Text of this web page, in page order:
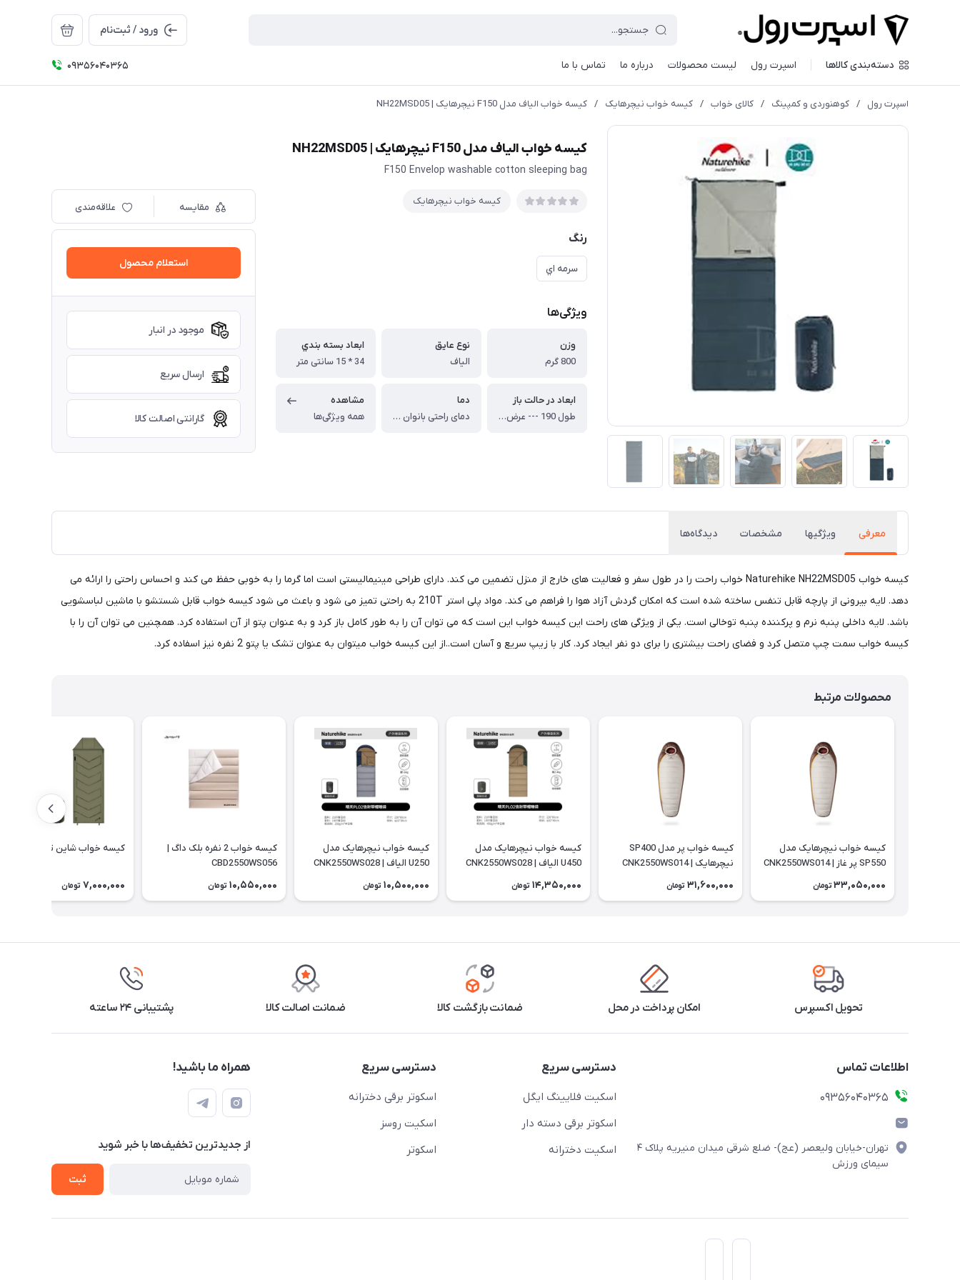
ورود / ثبت‌نام
دسته‌بندی کالاها اسپرت رول لیست محصولات درباره ما تماس با ما 09356040365
اسپرت رول / کوهنوردی و کمپینگ / کالای خواب / کیسه خواب نیچرهایک / کیسه خواب الیاف مدل F150 نیچرهایک | NH22MSD05
کیسه خواب الیاف مدل F150 نیچرهایک | NH22MSD05
F150 Envelop washable cotton sleeping bag
کیسه خواب نیچرهایک
رنگ
سرمه اي
ویژگی‌ها
وزن
800 گرم
نوع عايق
الياف
ابعاد بسته بندي
34 * 15 سانتی متر
ابعاد در حالت باز
طول 190 --- عرض 75 سانتی متر
دما
دمای راحتی بانوان : 13 درجه ، دمای راحتی آقایان : 17درجه ، دمای خطرناک : -4 درجه
مشاهده
همه ویژگی‌ها
مقایسه علاقه‌مندی
استعلام محصول
موجود در انبار
ارسال سریع
گارانتی اصالت کالا
معرفی ويژگيها مشخصات دیدگاه‌ها
کیسه خواب Naturehike NH22MSD05 خواب راحت را در طول سفر و فعالیت های خارج از منزل تضمین می کند. دارای طراحی مینیمالیستی است اما گرما را به خوبی حفظ می کند و احساس راحتی را ارائه می
دهد. لایه بیرونی از پارچه قابل تنفس ساخته شده است که امکان گردش آزاد هوا را فراهم می کند. مواد پلی استر 210T به راحتی تمیز می شود و باعث می شود کیسه خواب قابل شستشو با ماشین لباسشویی
باشد. لایه داخلی پنبه نرم و پرکننده پنبه توخالی است. یکی از ویژگی های راحت این کیسه خواب این است که می توان آن را به طور کامل باز کرد و به عنوان پتو از آن استفاده کرد. همچنین می توان آن را با
کیسه خواب سمت چپ متصل کرد و فضای راحت بیشتری را برای دو نفر ایجاد کرد. کار با زیپ سریع و آسان است..از این کیسه خواب میتوان به عنوان تشک یا پتو 2 نفره نیز اسفاده کرد.
محصولات مرتبط
کیسه خواب نیچرهایک مدل
SP550 پر غاز | CNK2550WS014
33,050,000 تومان
کیسه خواب پر مدل SP400
نیچرهایک | CNK2550WS014
31,600,000 تومان
کیسه خواب نیچرهایک مدل
U450 الیاف | CNK2550WS028
14,350,000 تومان
کیسه خواب نیچرهایک مدل
U250 الیاف | CNK2550WS028
10,500,000 تومان
کیسه خواب 2 نفره بلک داگ |
CBD2550WS056
10,550,000 تومان
کیسه خواب شاین تریپ | G230
7,000,000 تومان
تحویل اکسپرس امکان پرداخت در محل ضمانت بازگشت کالا ضمانت اصالت کالا پشتیبانی ۲۴ ساعته
اطلاعات تماس
۰۹۳۵۶۰۴۰۳۶۵
تهران-خیابان ولیعصر (عج)- ضلع شرقی میدان منیریه پلاک ۴
سیمای ورزش
دسترسی سریع
اسکیت فلایینگ ایگل
اسکوتر برقی دسته دار
اسکیت دخترانه
دسترسی سریع
اسکوتر برقی دخترانه
اسکیت روسز
اسکوتر
همراه ما باشید!
از جدید‌ترین تخفیف‌ها با‌ خبر شوید
ثبت